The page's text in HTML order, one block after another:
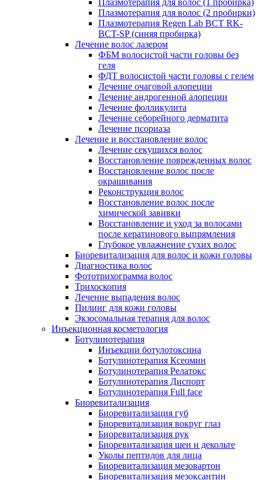
Плазмотерапия для волос (1 пробирка)
Плазмотерапия для волос (2 пробирки)
Плазмотерапия Regen Lab BCT RK-
BCT-SP (синяя пробирка)
Лечение волос лазером
ФБМ волосистой части головы без
геля
ФДТ волосистой части головы с гелем
Лечение очаговой алопеции
Лечение андрогенной алопеции
Лечение фолликулита
Лечение себорейного дерматита
Лечение псориаза
Лечение и восстановление волос
Лечение секущихся волос
Восстановление поврежденных волос
Восстановление волос после
окрашивания
Реконструкция волос
Восстановление волос после
химической завивки
Восстановление и уход за волосами
после кератинового выпрямления
Глубокое увлажнение сухих волос
Биоревитализация для волос и кожи головы
Диагностика волос
Фототрихограмма волос
Трихоскопия
Лечение выпадения волос
Пилинг для кожи головы
Экзосомальная терапия для волос
Инъекционная косметология
Ботулинотерапия
Инъекции ботулотоксина
Ботулинотерапия Ксеомин
Ботулинотерапия Релатокс
Ботулинотерапия Диспорт
Ботулинотерапия Full face
Биоревитализация
Биоревитализация губ
Биоревитализация вокруг глаз
Биоревитализация рук
Биоревитализация шеи и декольте
Уколы пептидов для лица
Биоревитализация мезовартон
Биоревитализация мезоксантин